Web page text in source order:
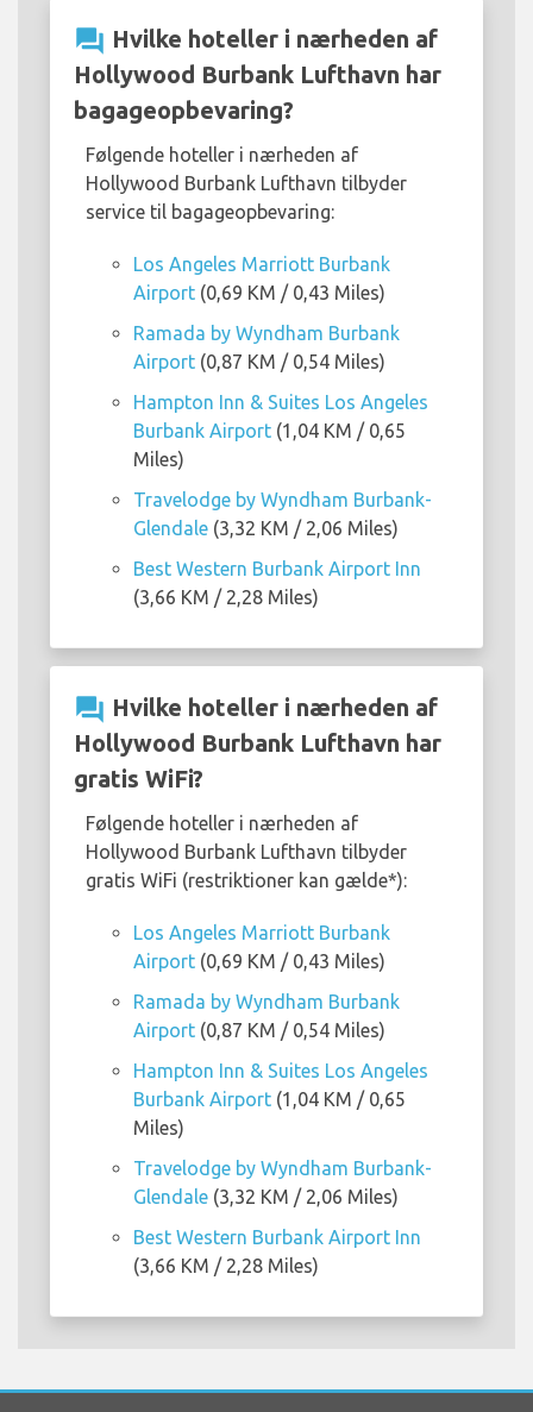
question_answer Hvilke hoteller i nærheden af
Hollywood Burbank Lufthavn har
bagageopbevaring?
Følgende hoteller i nærheden af
Hollywood Burbank Lufthavn tilbyder
service til bagageopbevaring:
Los Angeles Marriott Burbank
Airport (0,69 KM / 0,43 Miles)
Ramada by Wyndham Burbank
Airport (0,87 KM / 0,54 Miles)
Hampton Inn & Suites Los Angeles
Burbank Airport (1,04 KM / 0,65
Miles)
Travelodge by Wyndham Burbank-
Glendale (3,32 KM / 2,06 Miles)
Best Western Burbank Airport Inn
(3,66 KM / 2,28 Miles)
question_answer Hvilke hoteller i nærheden af
Hollywood Burbank Lufthavn har
gratis WiFi?
Følgende hoteller i nærheden af
Hollywood Burbank Lufthavn tilbyder
gratis WiFi (restriktioner kan gælde*):
Los Angeles Marriott Burbank
Airport (0,69 KM / 0,43 Miles)
Ramada by Wyndham Burbank
Airport (0,87 KM / 0,54 Miles)
Hampton Inn & Suites Los Angeles
Burbank Airport (1,04 KM / 0,65
Miles)
Travelodge by Wyndham Burbank-
Glendale (3,32 KM / 2,06 Miles)
Best Western Burbank Airport Inn
(3,66 KM / 2,28 Miles)